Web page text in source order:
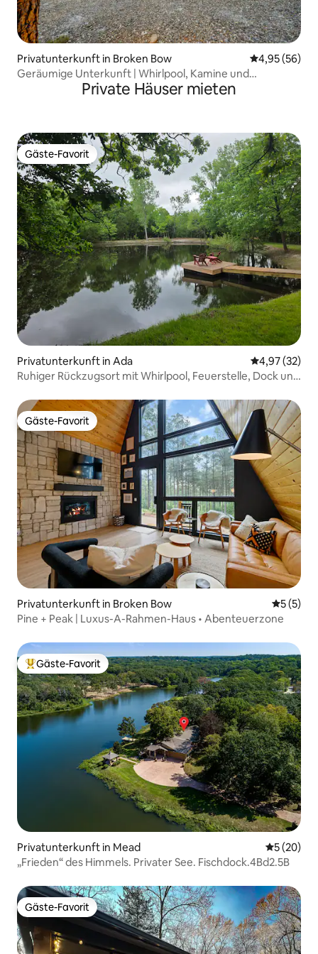
Privatunterkunft in Broken Bow
4,95 (56)
Geräumige Unterkunft | Whirlpool, Kamine und
Private Häuser mieten
Gäste-Favorit
Gäste-Favorit
Privatunterkunft in Ada
4,97 (32)
Ruhiger Rückzugsort mit Whirlpool, Feuerstelle, Dock und
Gäste-Favorit
Gäste-Favorit
Privatunterkunft in Broken Bow
5 (5)
Pine + Peak | Luxus-A-Rahmen-Haus • Abenteuerzone
Beliebter Gäste-Favorit.
Gäste-Favorit
Privatunterkunft in Mead
5 (20)
„Frieden“ des Himmels. Privater See. Fischdock.4Bd2.5B
Gäste-Favorit
Gäste-Favorit